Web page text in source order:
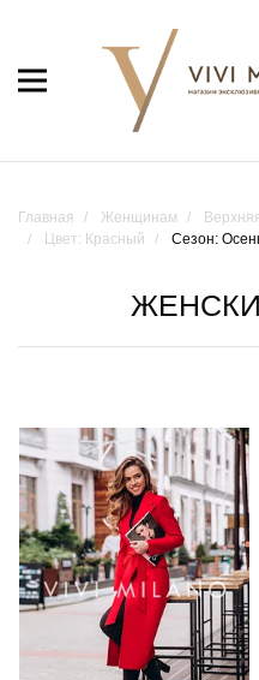
Главная Женщинам
Цвет: Красный
Сезон: